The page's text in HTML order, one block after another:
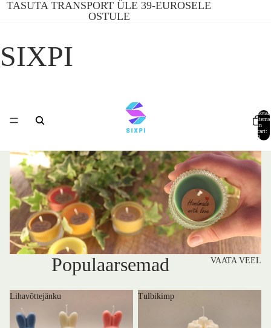
TASUTA TRANSPORT ÜLE 39-EUROSELE
OSTULE
SIXPI
Total
items
in
cart:
0
Populaarsemad VAATA VEEL
Lihavõttejänku Tulbikimp